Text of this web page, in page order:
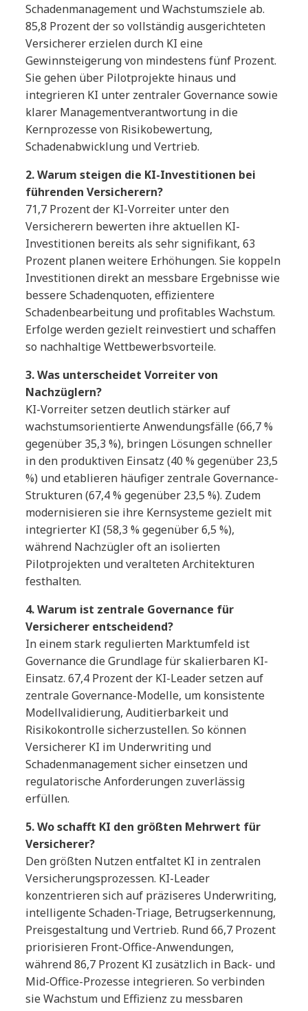
Schadenmanagement und Wachstumsziele ab.
85,8 Prozent der so vollständig ausgerichteten
Versicherer erzielen durch KI eine
Gewinnsteigerung von mindestens fünf Prozent.
Sie gehen über Pilotprojekte hinaus und
integrieren KI unter zentraler Governance sowie
klarer Managementverantwortung in die
Kernprozesse von Risikobewertung,
Schadenabwicklung und Vertrieb.
2. Warum steigen die KI-Investitionen bei
führenden Versicherern?
71,7 Prozent der KI-Vorreiter unter den
Versicherern bewerten ihre aktuellen KI-
Investitionen bereits als sehr signifikant, 63
Prozent planen weitere Erhöhungen. Sie koppeln
Investitionen direkt an messbare Ergebnisse wie
bessere Schadenquoten, effizientere
Schadenbearbeitung und profitables Wachstum.
Erfolge werden gezielt reinvestiert und schaffen
so nachhaltige Wettbewerbsvorteile.
3. Was unterscheidet Vorreiter von
Nachzüglern?
KI-Vorreiter setzen deutlich stärker auf
wachstumsorientierte Anwendungsfälle (66,7 %
gegenüber 35,3 %), bringen Lösungen schneller
in den produktiven Einsatz (40 % gegenüber 23,5
%) und etablieren häufiger zentrale Governance-
Strukturen (67,4 % gegenüber 23,5 %). Zudem
modernisieren sie ihre Kernsysteme gezielt mit
integrierter KI (58,3 % gegenüber 6,5 %),
während Nachzügler oft an isolierten
Pilotprojekten und veralteten Architekturen
festhalten.
4. Warum ist zentrale Governance für
Versicherer entscheidend?
In einem stark regulierten Marktumfeld ist
Governance die Grundlage für skalierbaren KI-
Einsatz. 67,4 Prozent der KI-Leader setzen auf
zentrale Governance-Modelle, um konsistente
Modellvalidierung, Auditierbarkeit und
Risikokontrolle sicherzustellen. So können
Versicherer KI im Underwriting und
Schadenmanagement sicher einsetzen und
regulatorische Anforderungen zuverlässig
erfüllen.
5. Wo schafft KI den größten Mehrwert für
Versicherer?
Den größten Nutzen entfaltet KI in zentralen
Versicherungsprozessen. KI-Leader
konzentrieren sich auf präziseres Underwriting,
intelligente Schaden-Triage, Betrugserkennung,
Preisgestaltung und Vertrieb. Rund 66,7 Prozent
priorisieren Front-Office-Anwendungen,
während 86,7 Prozent KI zusätzlich in Back- und
Mid-Office-Prozesse integrieren. So verbinden
sie Wachstum und Effizienz zu messbaren